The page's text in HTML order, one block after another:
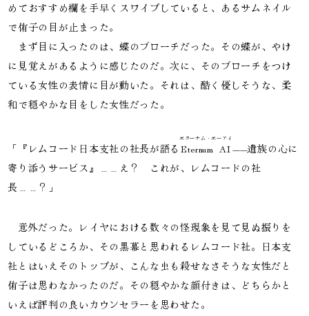
めておすすめ欄を手早くスワイプしていると、あるサムネイル
で侑子の目が止まった。
まず目に入ったのは、蝶のブローチだった。その蝶が、やけ
に見覚えがあるように感じたのだ。次に、そのブローチをつけ
ている女性の表情に目が動いた。それは、酷く優しそうな、柔
和で穏やかな目をした女性だった。
「『レムコード日本支社の社長が語る Eternum AI
エターナム・エーアイ
——遺族の心に
寄り添うサービス』……え？　これが、レムコードの社
長……？」
意外だった。レイヤにおける数々の怪現象を見て見ぬ振りを
しているどころか、その黒幕と思われるレムコード社。日本支
社とはいえそのトップが、こんな虫も殺せなさそうな女性だと
侑子は思わなかったのだ。その穏やかな顔付きは、どちらかと
いえば評判の良いカウンセラーを思わせた。